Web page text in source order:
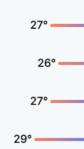
27°
26°
27°
29°